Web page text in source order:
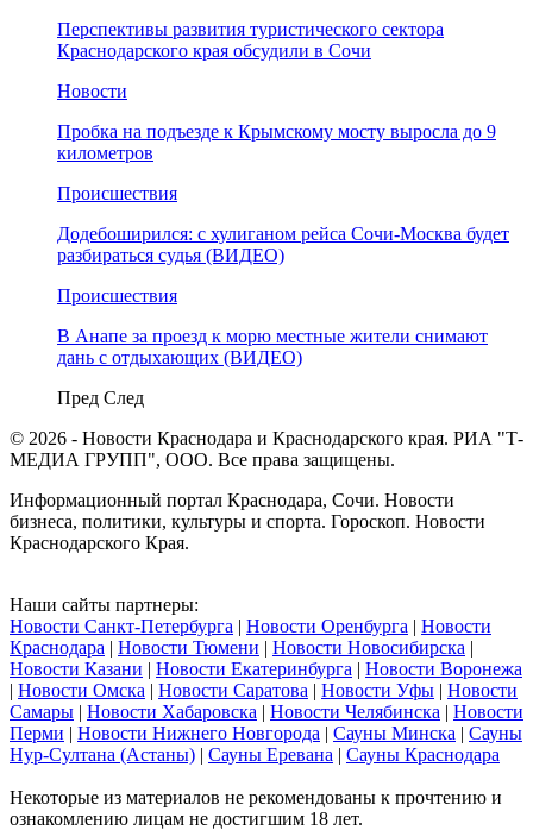
Перспективы развития туристического сектора
Краснодарского края обсудили в Сочи
Новости
Пробка на подъезде к Крымскому мосту выросла до 9
километров
Происшествия
Додебоширился: с хулиганом рейса Сочи-Москва будет
разбираться судья (ВИДЕО)
Происшествия
В Анапе за проезд к морю местные жители снимают
дань с отдыхающих (ВИДЕО)
Пред След
© 2026 - Новости Краснодара и Краснодарского края. РИА "Т-
МЕДИА ГРУПП", ООО. Все права защищены.
Информационный портал Краснодара, Сочи. Новости
бизнеса, политики, культуры и спорта. Гороскоп. Новости
Краснодарского Края.
Наши сайты партнеры:
Новости Санкт-Петербурга | Новости Оренбурга | Новости
Краснодара | Новости Тюмени | Новости Новосибирска |
Новости Казани | Новости Екатеринбурга | Новости Воронежа
| Новости Омска | Новости Саратова | Новости Уфы | Новости
Самары | Новости Хабаровска | Новости Челябинска | Новости
Перми | Новости Нижнего Новгорода | Сауны Минска | Сауны
Нур-Султана (Астаны) | Сауны Еревана | Сауны Краснодара
Некоторые из материалов не рекомендованы к прочтению и
ознакомлению лицам не достигшим 18 лет.